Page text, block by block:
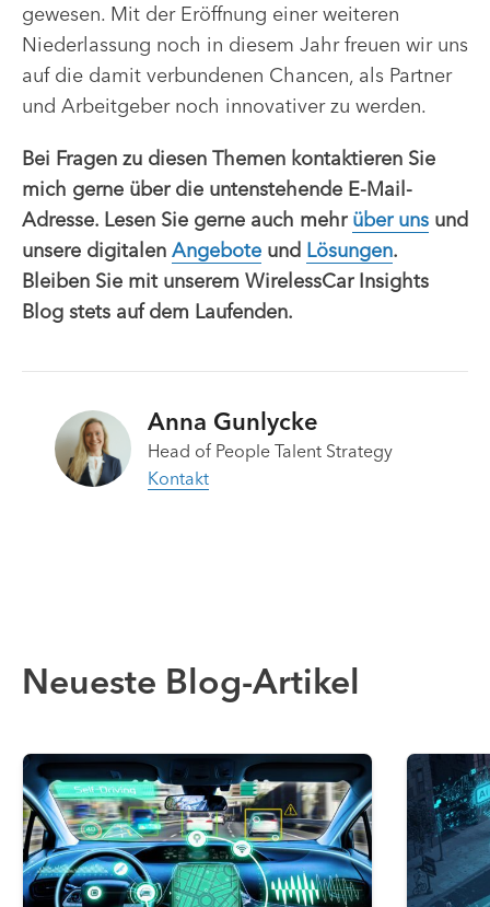
gewesen. Mit der Eröffnung einer weiteren
Niederlassung noch in diesem Jahr freuen wir uns
auf die damit verbundenen Chancen, als Partner
und Arbeitgeber noch innovativer zu werden.
Bei Fragen zu diesen Themen kontaktieren Sie
mich gerne über die untenstehende E-Mail-
Adresse. Lesen Sie gerne auch mehr über uns und
unsere digitalen Angebote und Lösungen.
Bleiben Sie mit unserem WirelessCar Insights
Blog stets auf dem Laufenden.
Anna Gunlycke
Head of People Talent Strategy
Kontakt
Neueste Blog-Artikel